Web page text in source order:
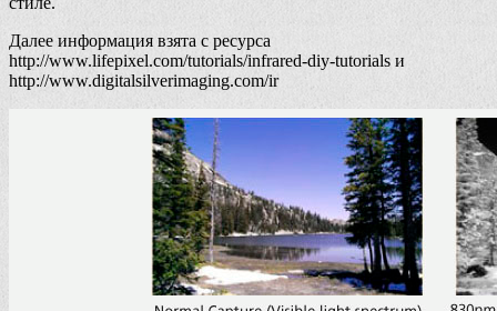
Далее информация взята с ресурса
http://www.lifepixel.com/tutorials/infrared-diy-tutorials и
http://www.digitalsilverimaging.com/ir